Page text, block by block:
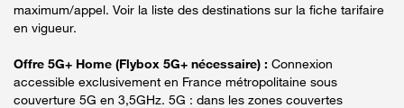
maximum/appel. Voir la liste des destinations sur la fiche tarifaire
en vigueur.
Offre 5G+ Home (Flybox 5G+ nécessaire) : Connexion
accessible exclusivement en France métropolitaine sous
couverture 5G en 3,5GHz. 5G : dans les zones couvertes